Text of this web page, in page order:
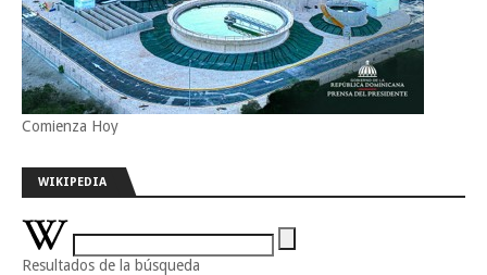
Comienza Hoy
WIKIPEDIA
Resultados de la búsqueda